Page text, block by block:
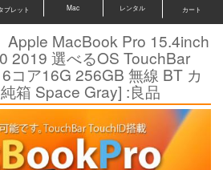
ブレット Mac レンタル カート
Apple MacBook Pro 15.4inch
2019 選べるOS TouchBar
コア16G 256GB 無線 BT カ
箱 Space Gray] :良品